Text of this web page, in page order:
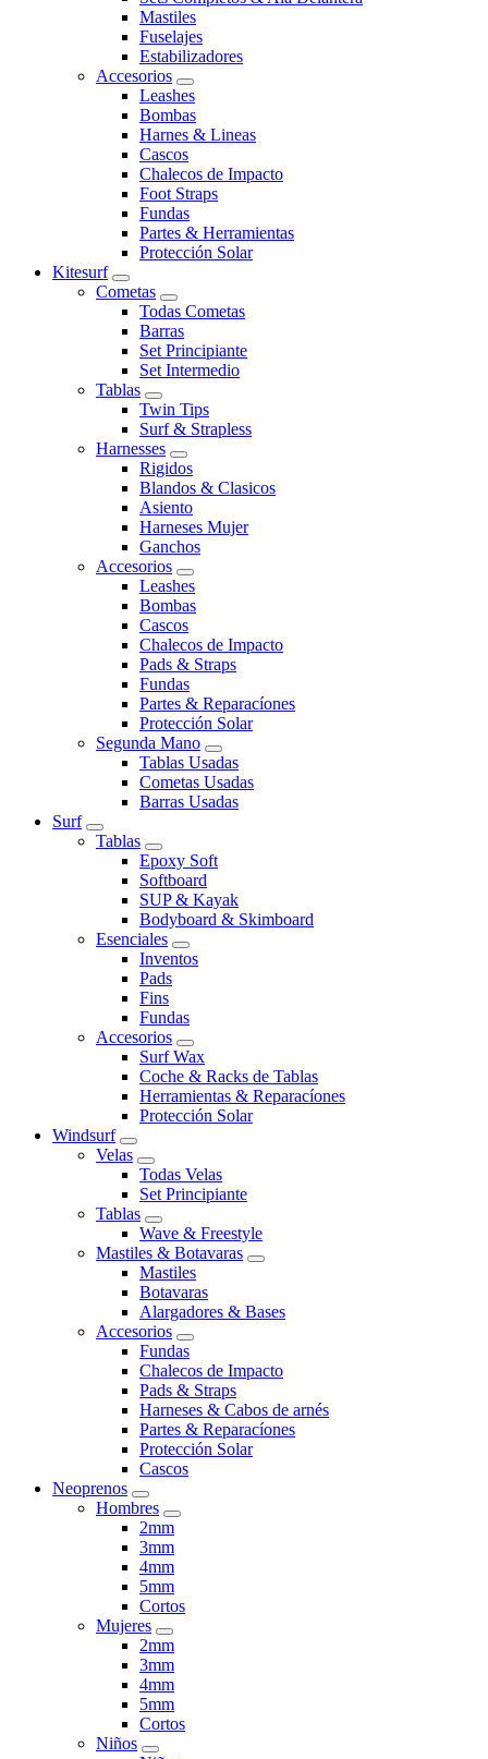
Mastiles
Fuselajes
Estabilizadores
Accesorios
Leashes
Bombas
Harnes & Lineas
Cascos
Chalecos de Impacto
Foot Straps
Fundas
Partes & Herramientas
Protección Solar
Kitesurf
Cometas
Todas Cometas
Barras
Set Principiante
Set Intermedio
Tablas
Twin Tips
Surf & Strapless
Harnesses
Rigidos
Blandos & Clasicos
Asiento
Harneses Mujer
Ganchos
Accesorios
Leashes
Bombas
Cascos
Chalecos de Impacto
Pads & Straps
Fundas
Partes & Reparacíones
Protección Solar
Segunda Mano
Tablas Usadas
Cometas Usadas
Barras Usadas
Surf
Tablas
Epoxy Soft
Softboard
SUP & Kayak
Bodyboard & Skimboard
Esenciales
Inventos
Pads
Fins
Fundas
Accesorios
Surf Wax
Coche & Racks de Tablas
Herramientas & Reparacíones
Protección Solar
Windsurf
Velas
Todas Velas
Set Principiante
Tablas
Wave & Freestyle
Mastiles & Botavaras
Mastiles
Botavaras
Alargadores & Bases
Accesorios
Fundas
Chalecos de Impacto
Pads & Straps
Harneses & Cabos de arnés
Partes & Reparacíones
Protección Solar
Cascos
Neoprenos
Hombres
2mm
3mm
4mm
5mm
Cortos
Mujeres
2mm
3mm
4mm
5mm
Cortos
Niños